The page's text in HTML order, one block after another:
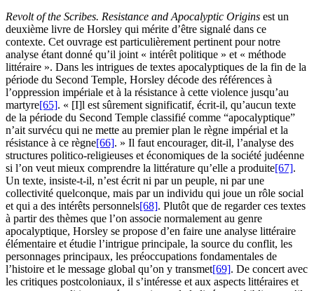
Revolt of the Scribes. Resistance and Apocalyptic Origins est un
deuxième livre de Horsley qui mérite d’être signalé dans ce
contexte. Cet ouvrage est particulièrement pertinent pour notre
analyse étant donné qu’il joint « intérêt politique » et « méthode
littéraire ». Dans les intrigues de textes apocalyptiques de la fin de la
période du Second Temple, Horsley décode des références à
l’oppression impériale et à la résistance à cette violence jusqu’au
martyre[65]. « [I]l est sûrement significatif, écrit-il, qu’aucun texte
de la période du Second Temple classifié comme “apocalyptique”
n’ait survécu qui ne mette au premier plan le règne impérial et la
résistance à ce règne[66]. » Il faut encourager, dit-il, l’analyse des
structures politico-religieuses et économiques de la société judéenne
si l’on veut mieux comprendre la littérature qu’elle a produite[67].
Un texte, insiste-t-il, n’est écrit ni par un peuple, ni par une
collectivité quelconque, mais par un individu qui joue un rôle social
et qui a des intérêts personnels[68]. Plutôt que de regarder ces textes
à partir des thèmes que l’on associe normalement au genre
apocalyptique, Horsley se propose d’en faire une analyse littéraire
élémentaire et étudie l’intrigue principale, la source du conflit, les
personnages principaux, les préoccupations fondamentales de
l’histoire et le message global qu’on y transmet[69]. De concert avec
les critiques postcoloniaux, il s’intéresse et aux aspects littéraires et